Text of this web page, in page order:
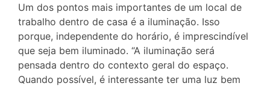
Um dos pontos mais importantes de um local de
trabalho dentro de casa é a iluminação. Isso
porque, independente do horário, é imprescindível
que seja bem iluminado. “A iluminação será
pensada dentro do contexto geral do espaço.
Quando possível, é interessante ter uma luz bem